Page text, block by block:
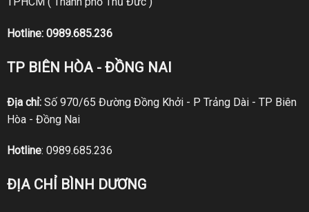
Hotline: 0989.685.236
TP BIÊN HÒA - ĐỒNG NAI
Địa chỉ:Số 970/65 Đường Đồng Khởi - P Trảng Dài - TP Biên
Hòa - Đồng Nai
Hotline: 0989.685.236
ĐỊA CHỈ BÌNH DƯƠNG